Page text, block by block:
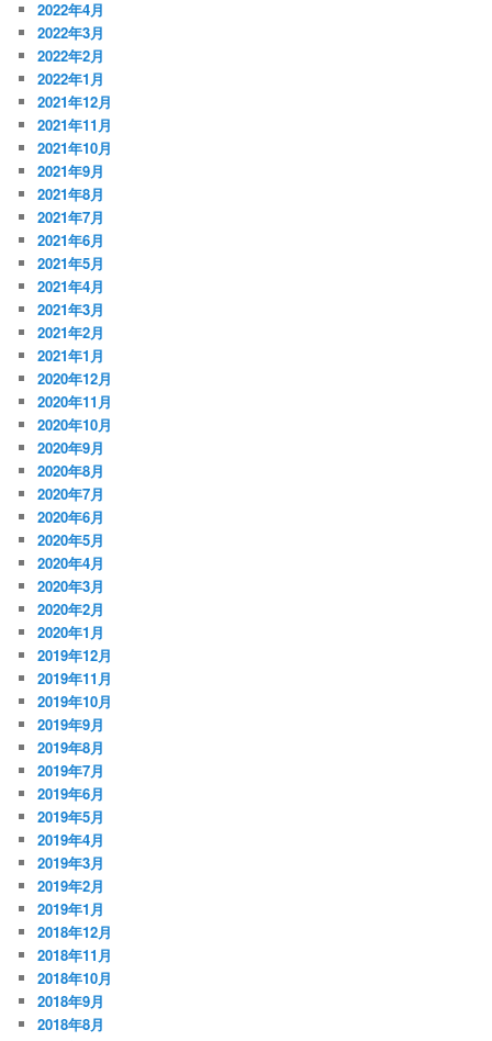
2022年4月
2022年3月
2022年2月
2022年1月
2021年12月
2021年11月
2021年10月
2021年9月
2021年8月
2021年7月
2021年6月
2021年5月
2021年4月
2021年3月
2021年2月
2021年1月
2020年12月
2020年11月
2020年10月
2020年9月
2020年8月
2020年7月
2020年6月
2020年5月
2020年4月
2020年3月
2020年2月
2020年1月
2019年12月
2019年11月
2019年10月
2019年9月
2019年8月
2019年7月
2019年6月
2019年5月
2019年4月
2019年3月
2019年2月
2019年1月
2018年12月
2018年11月
2018年10月
2018年9月
2018年8月